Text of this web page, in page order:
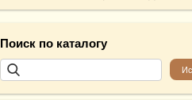
Поиск по каталогу